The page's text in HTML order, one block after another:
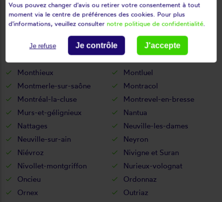
Mijoux
Mionnay
Miribel
Misérieux
Montagnieu
Montanges
Monthieux
Montluel
Montmerle-sur-saône
Montracol
Montréal-la-cluse
Montrevel-en-bresse
Murs-et-gélignieux
Nantua
Nattages
Neuville-les-dames
Neuville-sur-ain
Neyron
Niévroz
Nivigne et Suran
Nivollet-montgriffon
Nurieux-volognat
Oncieu
Ordonnaz
Ornex
Outriaz
Vous pouvez changer d'avis ou retirer votre consentement à tout
moment via le centre de préférences des cookies. Pour plus
d'informations, veuillez consulter notre politique de confidentialité.
Je refuse Je contrôle J'accepte